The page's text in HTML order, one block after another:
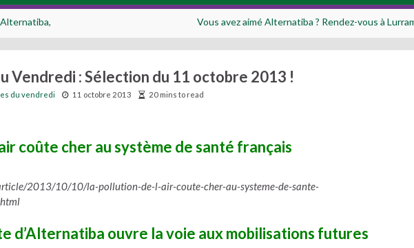
Vous avez aimé Alternatiba ? Rendez-vous à
Vendredi : Sélection du 11 octobre 2013 !
du vendredi 11 octobre 2013 20 mins to read
coûte cher au système de santé français
2013/10/10/la-pollution-de-l-air-coute-cher-au-systeme-de-sante-
d’Alternatiba ouvre la voie aux mobilisations futures